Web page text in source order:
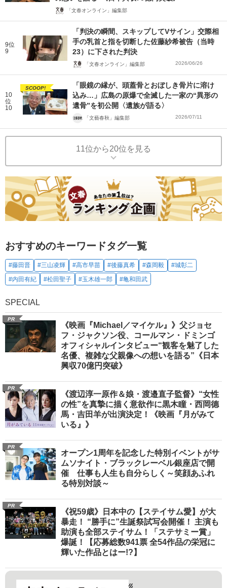
「文春オンライン」編集部
9位
9
「判決の瞬間、スキップしてVサイン」交際相
手の乳首と指を切断した佐藤紗希被告（当時
23）に下された判決
「文春オンライン」編集部 2026/06/26
10
位
10
SCOOP!
「眼鏡の縁が、頭蓋骨とおぼしき骨片に溶け
込み…」広島の原爆で全滅した一家の“異形の
遺骨”を初公開〈遺族が語る〉
「文藝春秋」編集部 2026/07/11
11位から20位を見る
おすすめのキーワードタグ一覧
#藤田晋 #三山凌輝 #高市早苗 #後藤真希 #森岡毅
#城彰二
#内田有紀
#松田聖子 #玉木雄一郎 #亀和田武
SPECIAL
PR
《映画『Michael／マイケル』》父ジョセ
フ・ジャクソン役、コールマン・ドミンゴ
オフィシャルインタビュー“観客を魅了した
名優、複雑な父親像への想いを語る”《日本
興収70億円突破》
PR
《渡辺淳一原作＆娘・渡邉直子監督》“女性
の性”を真摯に描く意欲作に黒木瞳・西岡德
馬・吉田羊が出演決定！《映画『月がみて
いる』》
PR
オープン1周年を記念した特別イベントがサ
ムソナイト・ブラックレーベル銀座店で開
催 仕事も人生も自分らしく～笑顔あふれ
る特別対談～
PR
《祝59歳》日本中の【ステイサム愛】が大
暴走！ “勝手に”生誕祭試写会開催！ 主演も
助演も全部ステイサム！「ステサミー賞」
爆誕！【応募総数941票 全54作品の栄冠に
輝いた作品とはー!?】